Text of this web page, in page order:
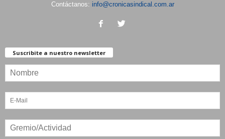
Contáctanos: info@cronicasindical.com.ar
Suscribite a nuestro newsletter